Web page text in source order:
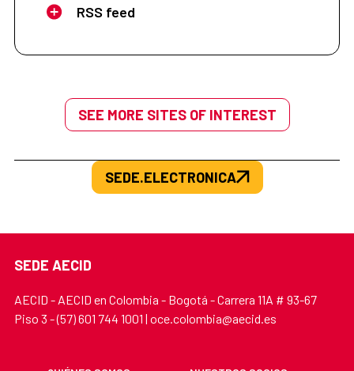
RSS feed
SEE MORE SITES OF INTEREST
SEDE.ELECTRONICA
SEDE AECID
AECID - AECID en Colombia - Bogotá - Carrera 11A # 93-67
Piso 3 - (57) 601 744 1001 | oce.colombia@aecid.es